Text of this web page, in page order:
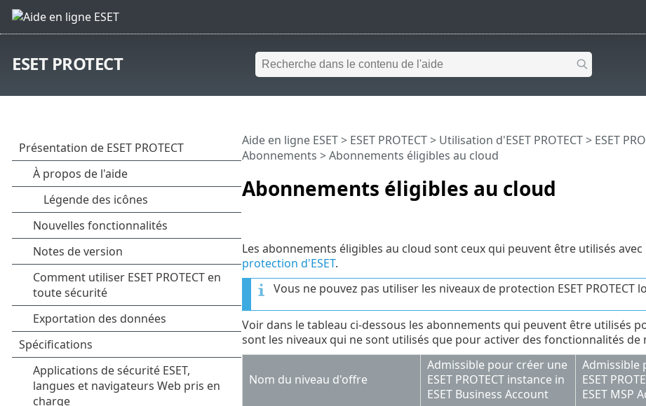
ESET PROTECT
Abonnements éligibles au cloud
Aide en ligne ESET> ESET PROTECT> Utilisation d'ESET PROTECT> ESET
Abonnements > Abonnements éligibles au cloud
Les abonnements éligibles au cloud sont ceux qui peuvent être utilisés avec
protection d'ESET.
Vous ne pouvez pas utiliser les niveaux de protection ESET PROTECT
Voir dans le tableau ci-dessous les abonnements qui peuvent être utilisés
sont les niveaux qui ne sont utilisés que pour activer des fonctionnalités de
Nom du niveau d'offre
Admissible pour créer une
ESET PROTECT instance in
ESET Business Account
Admissible
ESET
ESET MSP